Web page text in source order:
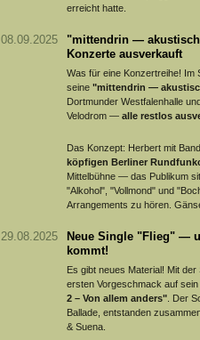
erreicht hatte.
08.09.2025
"mittendrin —
Konzerte ausverkauft
Was für eine Konzertreihe! Im
seine "mittendrin —
Dortmunder Westfalenhalle
Velodrom — alle restlos
Das Konzept: Herbert mit
köpfigen Berliner
Mittelbühne — das Publikum
"Alkohol", "Vollmond" und
Arrangements zu hören.
29.08.2025
Neue Single "Flieg" —
kommt!
Es gibt neues Material! Mit der
ersten Vorgeschmack auf
2 – Von allem anders". Der
Ballade, entstanden
& Suena.